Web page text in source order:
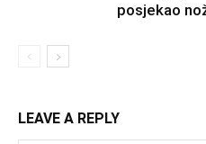
posjekao
LEAVE A REPLY